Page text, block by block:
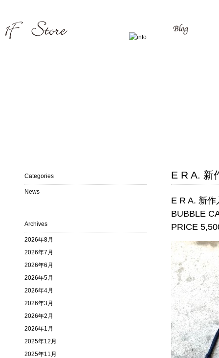
E R A. 新
E R A. 新作
BUBBLE
PRICE
Categories
News
Archives
2026年8月
2026年7月
2026年6月
2026年5月
2026年4月
2026年3月
2026年2月
2026年1月
2025年12月
2025年11月